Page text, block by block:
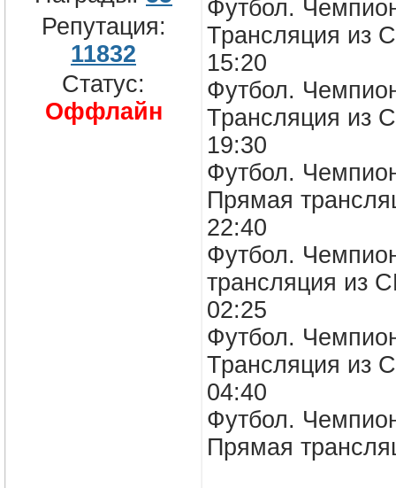
Репутация:
11832
Статус:
Оффлайн
Футбол.
Трансляция из
15:20
Футбол.
Трансляция из
19:30
Футбол.
Прямая
22:40
Футбол.
трансляция из
02:25
Футбол.
Трансляция из
04:40
Футбол.
Прямая